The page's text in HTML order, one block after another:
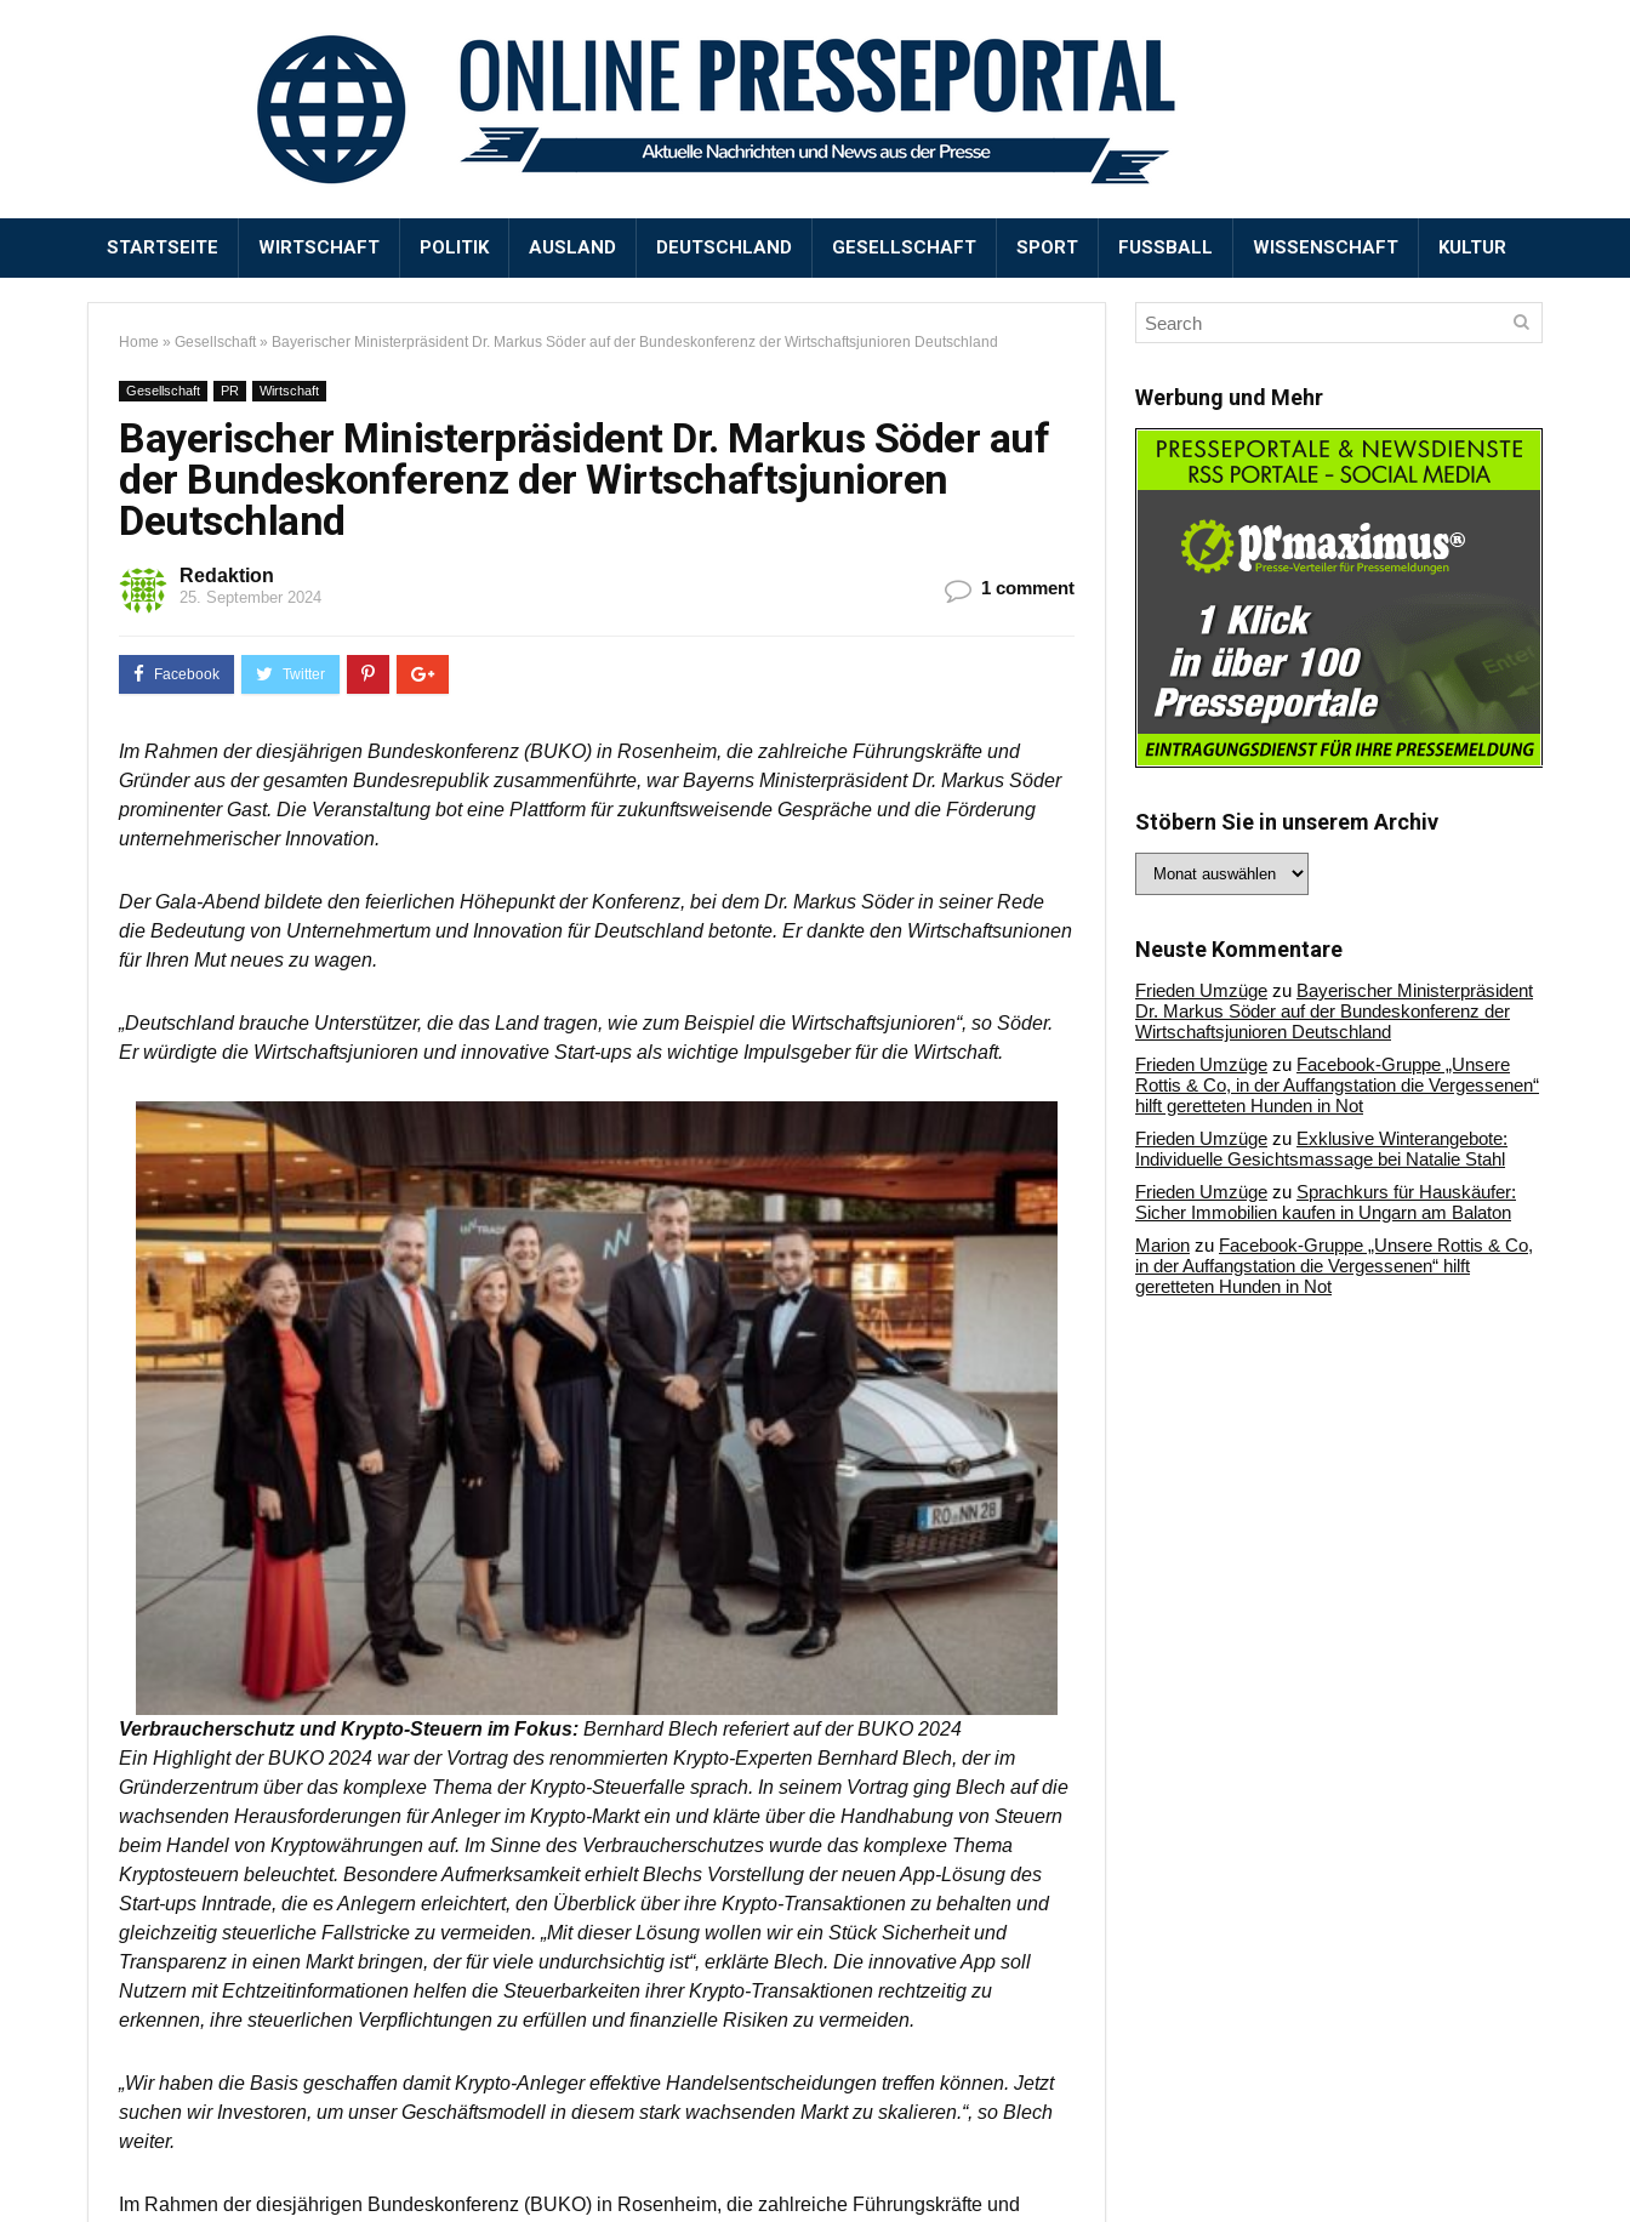
STARTSEITE WIRTSCHAFT POLITIK AUSLAND DEUTSCHLAND GESELLSCHAFT SPORT FUSSBALL WISSENSCHAFT KULTUR
Home » Gesellschaft » Bayerischer Ministerpräsident Dr. Markus Söder auf der Bundeskonferenz der Wirtschaftsjunioren Deutschland
Gesellschaft PR Wirtschaft
Bayerischer Ministerpräsident Dr. Markus Söder auf
der Bundeskonferenz der Wirtschaftsjunioren
Deutschland
Redaktion
25. September 2024 1 comment
Im Rahmen der diesjährigen Bundeskonferenz (BUKO) in Rosenheim, die zahlreiche Führungskräfte und
Gründer aus der gesamten Bundesrepublik zusammenführte, war Bayerns Ministerpräsident Dr. Markus Söder
prominenter Gast. Die Veranstaltung bot eine Plattform für zukunftsweisende Gespräche und die Förderung
unternehmerischer Innovation.
Der Gala-Abend bildete den feierlichen Höhepunkt der Konferenz, bei dem Dr. Markus Söder in seiner Rede
die Bedeutung von Unternehmertum und Innovation für Deutschland betonte. Er dankte den Wirtschaftsunionen
für Ihren Mut neues zu wagen.
„Deutschland brauche Unterstützer, die das Land tragen, wie zum Beispiel die Wirtschaftsjunioren“, so Söder.
Er würdigte die Wirtschaftsjunioren und innovative Start-ups als wichtige Impulsgeber für die Wirtschaft.
Verbraucherschutz und Krypto-Steuern im Fokus: Bernhard Blech referiert auf der BUKO 2024
Ein Highlight der BUKO 2024 war der Vortrag des renommierten Krypto-Experten Bernhard Blech, der im
Gründerzentrum über das komplexe Thema der Krypto-Steuerfalle sprach. In seinem Vortrag ging Blech auf die
wachsenden Herausforderungen für Anleger im Krypto-Markt ein und klärte über die Handhabung von Steuern
beim Handel von Kryptowährungen auf. Im Sinne des Verbraucherschutzes wurde das komplexe Thema
Kryptosteuern beleuchtet. Besondere Aufmerksamkeit erhielt Blechs Vorstellung der neuen App-Lösung des
Start-ups Inntrade, die es Anlegern erleichtert, den Überblick über ihre Krypto-Transaktionen zu behalten und
gleichzeitig steuerliche Fallstricke zu vermeiden. „Mit dieser Lösung wollen wir ein Stück Sicherheit und
Transparenz in einen Markt bringen, der für viele undurchsichtig ist“, erklärte Blech. Die innovative App soll
Nutzern mit Echtzeitinformationen helfen die Steuerbarkeiten ihrer Krypto-Transaktionen rechtzeitig zu
erkennen, ihre steuerlichen Verpflichtungen zu erfüllen und finanzielle Risiken zu vermeiden.
„Wir haben die Basis geschaffen damit Krypto-Anleger effektive Handelsentscheidungen treffen können. Jetzt
suchen wir Investoren, um unser Geschäftsmodell in diesem stark wachsenden Markt zu skalieren.“, so Blech
weiter.
Im Rahmen der diesjährigen Bundeskonferenz (BUKO) in Rosenheim, die zahlreiche Führungskräfte und
Werbung und Mehr
Stöbern Sie in unserem Archiv
Sie
Archiv
Neuste Kommentare
Frieden Umzüge zu Bayerischer Ministerpräsident
Dr. Markus Söder auf der Bundeskonferenz der
Wirtschaftsjunioren Deutschland
Frieden Umzüge zu Facebook-Gruppe „Unsere
Rottis & Co, in der Auffangstation die Vergessenen“
hilft geretteten Hunden in Not
Frieden Umzüge zu Exklusive Winterangebote:
Individuelle Gesichtsmassage bei Natalie Stahl
Frieden Umzüge zu Sprachkurs für Hauskäufer:
Sicher Immobilien kaufen in Ungarn am Balaton
Marion zu Facebook-Gruppe „Unsere Rottis & Co,
in der Auffangstation die Vergessenen“ hilft
geretteten Hunden in Not